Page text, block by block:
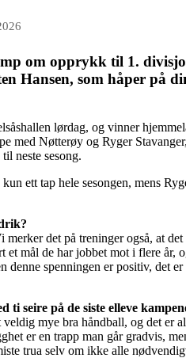
om opprykk til 1.
Hansen, som håper på
lørdag, og vinner
med Nøtterøy og Ryger
neste sesong.
ett tap hele sesongen, mens
rik?
det på treninger også, at
mål de har jobbet mot i flere år,
denne spenningen er positiv, det
seire på de siste elleve
mye bra håndball, og det er
er en trapp man går gradvis,
trua selv om ikke alle